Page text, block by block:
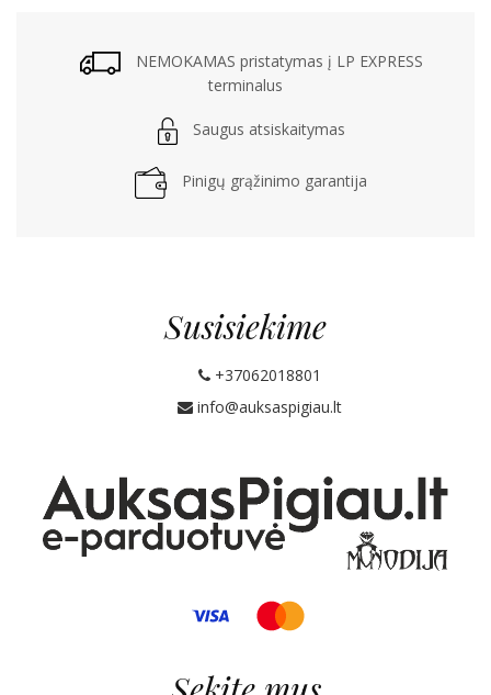
NEMOKAMAS pristatymas į LP EXPRESS
terminalus
Saugus atsiskaitymas
Pinigų grąžinimo garantija
Susisiekime
+37062018801
info@auksaspigiau.lt